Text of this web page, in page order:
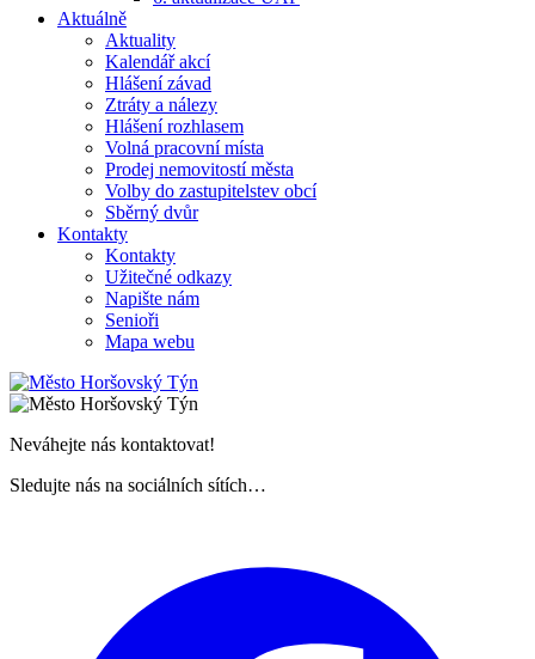
Aktuálně
Aktuality
Kalendář akcí
Hlášení závad
Ztráty a nálezy
Hlášení rozhlasem
Volná pracovní místa
Prodej nemovitostí města
Volby do zastupitelstev obcí
Sběrný dvůr
Kontakty
Kontakty
Užitečné odkazy
Napište nám
Senioři
Mapa webu
Neváhejte nás kontaktovat!
Sledujte nás na sociálních sítích…